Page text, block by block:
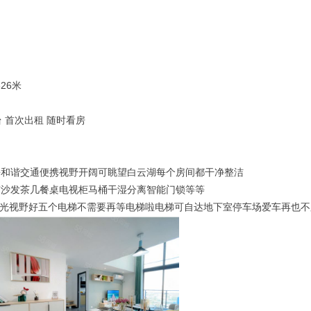
米
首次出租 随时看房
谐交通便携视野开阔可眺望白云湖每个房间都干净整洁
发茶几餐桌电视柜马桶干湿分离智能门锁等等
视野好五个电梯不需要再等电梯啦电梯可自达地下室停车场爱车再也